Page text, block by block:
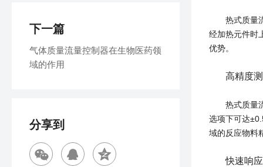
热式质量流
经加热元件时
优势。
高精度
热式质量流
选项下可达
域的反应物料
快速响应
下一篇
气体质量流量控制器在生物医药领
域的作用
分享到